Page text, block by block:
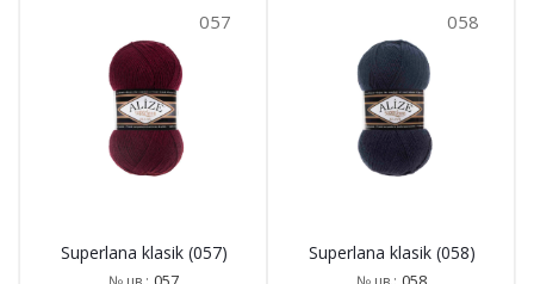
057
Superlana klasik (057)
058
Superlana klasik (058)